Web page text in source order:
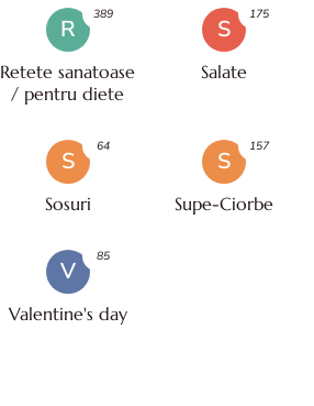
R
Retete sanatoase
/ pentru diete
389
S
Salate
175
S
Sosuri
64
S
Supe-Ciorbe
157
V
Valentine's day
85